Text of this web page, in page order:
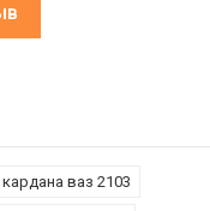
ваз 2103